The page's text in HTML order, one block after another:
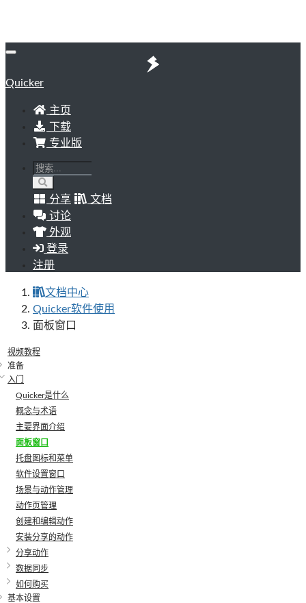
Quicker
主页
下载
专业版
分享
文档
讨论
外观
登录
注册
文档中心
Quicker软件使用
面板窗口
视频教程
准备
入门
Quicker是什么
概念与术语
主要界面介绍
面板窗口
托盘图标和菜单
软件设置窗口
场景与动作管理
动作页管理
创建和编辑动作
安装分享的动作
分享动作
数据同步
如何购买
基本设置